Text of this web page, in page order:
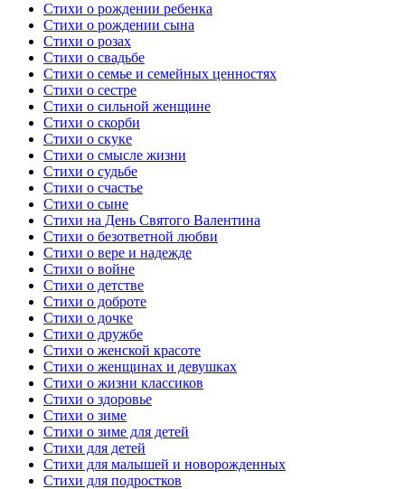
Стихи о рождении ребенка
Стихи о рождении сына
Стихи о розах
Стихи о свадьбе
Стихи о семье и семейных ценностях
Стихи о сестре
Стихи о сильной женщине
Стихи о скорби
Стихи о скуке
Стихи о смысле жизни
Стихи о судьбе
Стихи о счастье
Стихи о сыне
Стихи на День Святого Валентина
Стихи о безответной любви
Стихи о вере и надежде
Стихи о войне
Стихи о детстве
Стихи о доброте
Стихи о дочке
Стихи о дружбе
Стихи о женской красоте
Стихи о женщинах и девушках
Стихи о жизни классиков
Стихи о здоровье
Стихи о зиме
Стихи о зиме для детей
Стихи для детей
Стихи для малышей и новорожденных
Стихи для подростков